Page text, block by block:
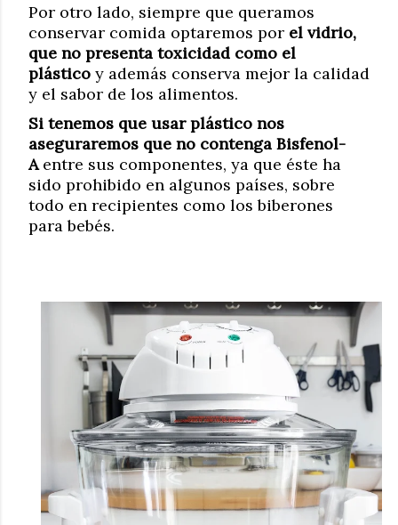
Por otro lado, siempre que queramos
conservar comida optaremos por el vidrio,
que no presenta toxicidad como el
plástico y además conserva mejor la calidad
y el sabor de los alimentos.
Si tenemos que usar plástico nos
aseguraremos que no contenga Bisfenol-
Aentre sus componentes, ya que éste ha
sido prohibido en algunos países, sobre
todo en recipientes como los biberones
para bebés.